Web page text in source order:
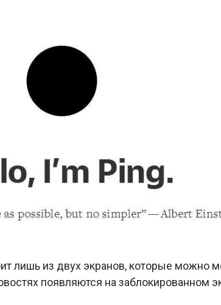
лишь из двух экранов, которые можно
появляются на заблокированном